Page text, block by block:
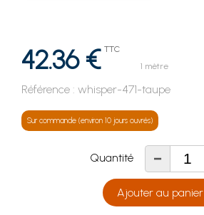
42.36 € TTC
1 mètre
Référence : whisper-471-taupe
Sur commande (environ 10 jours ouvrés)
Quantité -
Ajouter au panier